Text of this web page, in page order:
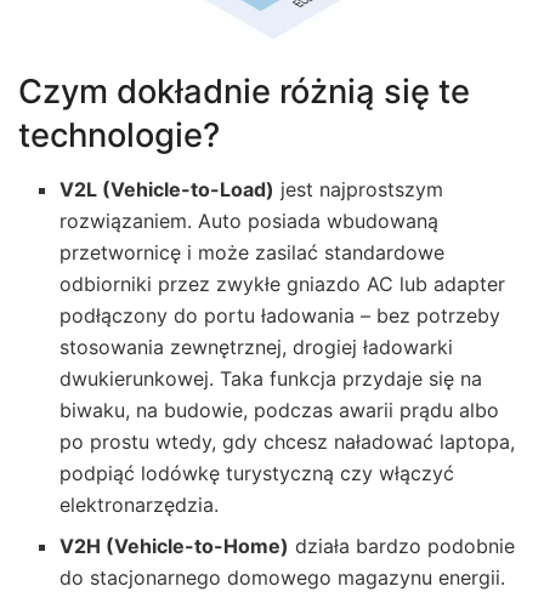
Czym dokładnie różnią się te
technologie?
V2L (Vehicle-to-Load) jest najprostszym
rozwiązaniem. Auto posiada wbudowaną
przetwornicę i może zasilać standardowe
odbiorniki przez zwykłe gniazdo AC lub adapter
podłączony do portu ładowania – bez potrzeby
stosowania zewnętrznej, drogiej ładowarki
dwukierunkowej. Taka funkcja przydaje się na
biwaku, na budowie, podczas awarii prądu albo
po prostu wtedy, gdy chcesz naładować laptopa,
podpiąć lodówkę turystyczną czy włączyć
elektronarzędzia.
V2H (Vehicle-to-Home) działa bardzo podobnie
do stacjonarnego domowego magazynu energii.